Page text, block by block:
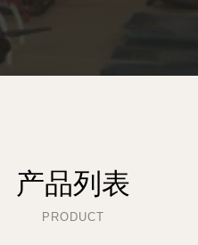
产品列表
PRODUCT